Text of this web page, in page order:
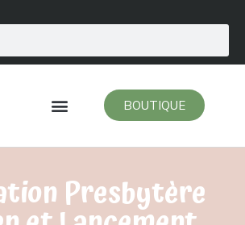
BOUTIQUE
Presbytère